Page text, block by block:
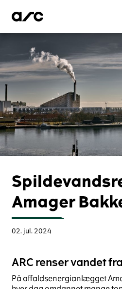
Amager
02. jul. 2024
ARC renser vandet
På affaldsenergianlægget